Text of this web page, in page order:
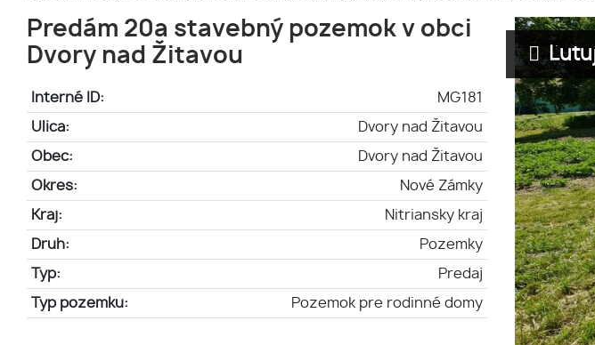
Predám 20a stavebný pozemok v obci
Dvory nad Žitavou
Interné ID: MG181
Ulica: Dvory nad Žitavou
Obec: Dvory nad Žitavou
Okres: Nové Zámky
Kraj: Nitriansky kraj
Druh: Pozemky
Typ: Predaj
Typ pozemku: Pozemok pre rodinné domy